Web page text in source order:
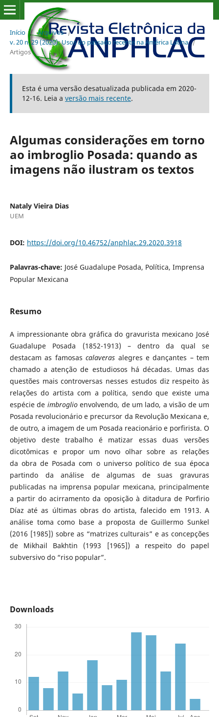
Início / Arquivos /
v. 20 n. 29 (2020): Usos do passado recente na América Latina /
Artigos
Esta é uma versão desatualizada publicada em 2020-
12-16. Leia a versão mais recente.
Algumas considerações em torno
ao imbroglio Posada: quando as
imagens não ilustram os textos
Nataly Vieira Dias
UEM
DOI: https://doi.org/10.46752/anphlac.29.2020.3918
Palavras-chave: José Guadalupe Posada, Política, Imprensa
Popular Mexicana
Resumo
A impressionante obra gráfica do gravurista mexicano José
Guadalupe Posada (1852-1913) – dentro da qual se
destacam as famosascalaveras alegres e dançantes – tem
chamado a atenção de estudiosos há décadas. Umas das
questões mais controversas nesses estudos diz respeito às
relações do artista com a política, sendo que existe uma
espécie de imbroglioenvolvendo, de um lado, a visão de um
Posada revolucionário e precursor da Revolução Mexicana e,
de outro, a imagem de um Posada reacionário e porfirista. O
objetivo deste trabalho é matizar essas duas versões
dicotômicas e propor um novo olhar sobre as relações
da obra de Posada com o universo político de sua época
partindo da análise de algumas de suas gravuras
publicadas na imprensa popular mexicana, principalmente
a partir do acirramento da oposição à ditadura de Porfirio
Díaz até as últimas obras do artista, falecido em 1913. A
análise toma como base a proposta de Guillermo Sunkel
(2016 [1985]) sobre as “matrizes culturais” e as concepções
de Mikhail Bakhtin (1993 [1965]) a respeito do papel
subversivo do “riso popular”.
Downloads